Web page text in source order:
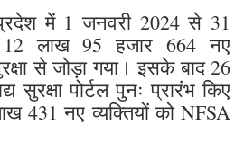
में 1 जनवरी 2024 से 31
लाख 95 हजार 664 नए
से जोड़ा गया। इसके बाद 26
सुरक्षा पोर्टल पुनः प्रारंभ किए
431 नए व्यक्तियों को NFSA